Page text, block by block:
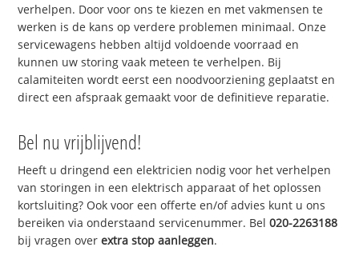
verhelpen. Door voor ons te kiezen en met vakmensen te
werken is de kans op verdere problemen minimaal. Onze
servicewagens hebben altijd voldoende voorraad en
kunnen uw storing vaak meteen te verhelpen. Bij
calamiteiten wordt eerst een noodvoorziening geplaatst en
direct een afspraak gemaakt voor de definitieve reparatie.
Bel nu vrijblijvend!
Heeft u dringend een elektricien nodig voor het verhelpen
van storingen in een elektrisch apparaat of het oplossen
kortsluiting? Ook voor een offerte en/of advies kunt u ons
bereiken via onderstaand servicenummer. Bel020-2263188
bij vragen overextra stop aanleggen.